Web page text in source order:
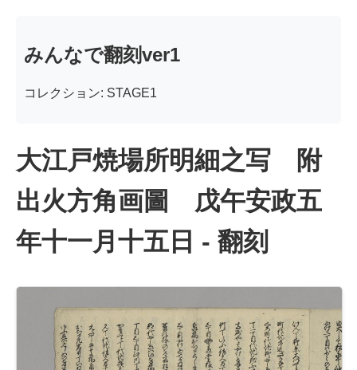
みんなで翻刻ver1
コレクション: STAGE1
大江戸焼場所明細之写 附
出火方角画圖 戊午安政五
年十一月十五日 - 翻刻